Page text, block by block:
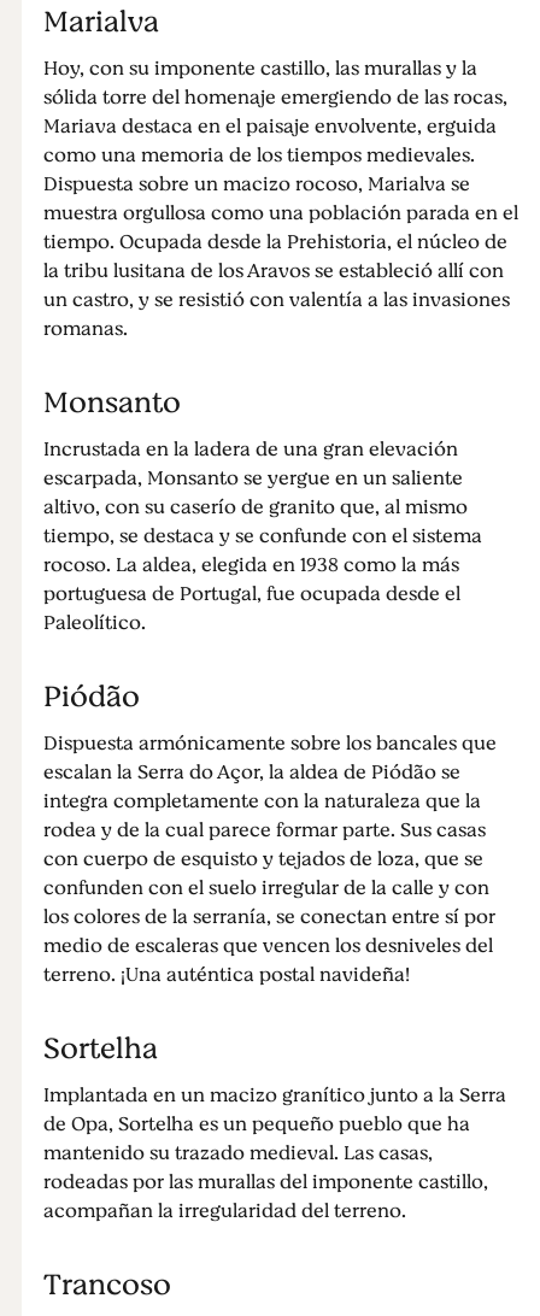
Marialva
Hoy, con su imponente castillo, las murallas y la
sólida torre del homenaje emergiendo de las rocas,
Mariava destaca en el paisaje envolvente, erguida
como una memoria de los tiempos medievales.
Dispuesta sobre un macizo rocoso, Marialva se
muestra orgullosa como una población parada en el
tiempo. Ocupada desde la Prehistoria, el núcleo de
la tribu lusitana de los Aravos se estableció allí con
un castro, y se resistió con valentía a las invasiones
romanas.
Monsanto
Incrustada en la ladera de una gran elevación
escarpada, Monsanto se yergue en un saliente
altivo, con su caserío de granito que, al mismo
tiempo, se destaca y se confunde con el sistema
rocoso. La aldea, elegida en 1938 como la más
portuguesa de Portugal, fue ocupada desde el
Paleolítico.
Piódão
Dispuesta armónicamente sobre los bancales que
escalan la Serra do Açor, la aldea de Piódão se
integra completamente con la naturaleza que la
rodea y de la cual parece formar parte. Sus casas
con cuerpo de esquisto y tejados de loza, que se
confunden con el suelo irregular de la calle y con
los colores de la serranía, se conectan entre sí por
medio de escaleras que vencen los desniveles del
terreno. ¡Una auténtica postal navideña!
Sortelha
Implantada en un macizo granítico junto a la Serra
de Opa, Sortelha es un pequeño pueblo que ha
mantenido su trazado medieval. Las casas,
rodeadas por las murallas del imponente castillo,
acompañan la irregularidad del terreno.
Trancoso